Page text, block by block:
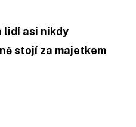
lidí asi nikdy
stojí za majetkem